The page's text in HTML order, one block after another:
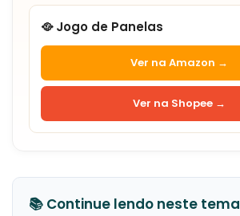
🥘 Jogo de Panelas
Ver na Amazon →
Ver na Shopee →
📚 Continue lendo neste tema